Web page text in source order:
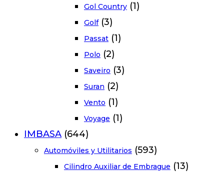
Gol Country (1)
Golf (3)
Passat (1)
Polo (2)
Saveiro (3)
Suran (2)
Vento (1)
Voyage (1)
IMBASA (644)
Automóviles y Utilitarios (593)
Cilindro Auxiliar de Embrague (13)